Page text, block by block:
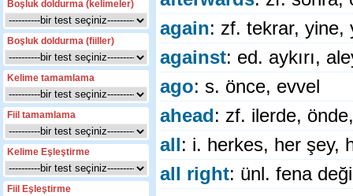
Boşluk doldurma (kelimeler)
Boşluk doldurma (fiiller)
Kelime tamamlama
Fiil tamamlama
Kelime Eşleştirme
Fiil Eşleştirme
again: zf. tekrar, yine,
against: ed. aykırı,
ago: s. önce, evvel
ahead: zf. ilerde,
all: i. herkes, her şey,
all right: ünl. fena